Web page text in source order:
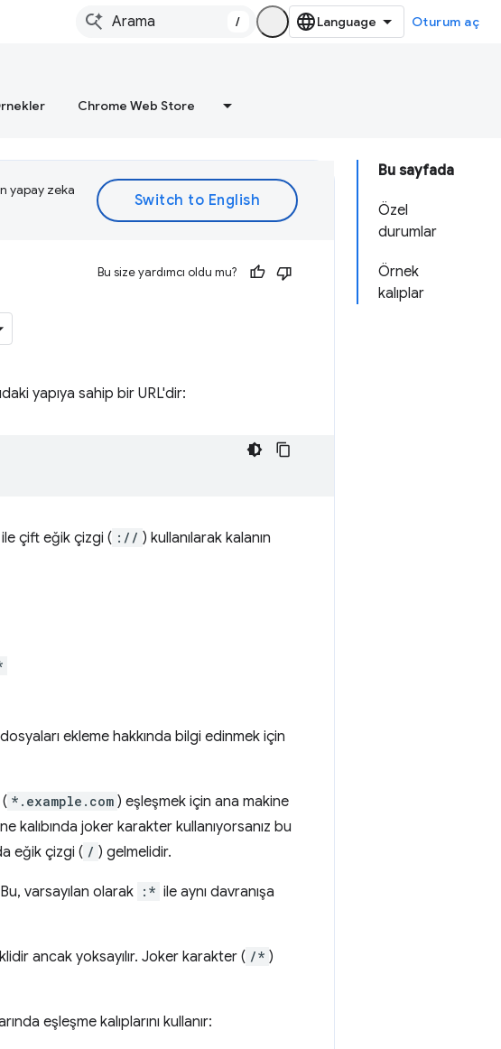
/ Oturum aç
Chrome Web Store
Bu sayfada
Özel
durumlar
Örnek
kalıplar
yapay zeka
Bu size yardımcı oldu mu?
yapıya sahip bir URL'dir:
çift eğik çizgi ( :// ) kullanılarak kalanın
ekleme hakkında bilgi edinmek için
*.example.com ) eşleşmek için ana makine
kalıbında joker karakter kullanıyorsanız bu
eğik çizgi ( / ) gelmelidir.
varsayılan olarak :* ile aynı davranışa
ancak yoksayılır. Joker karakter ( /* )
eşleşme kalıplarını kullanır: